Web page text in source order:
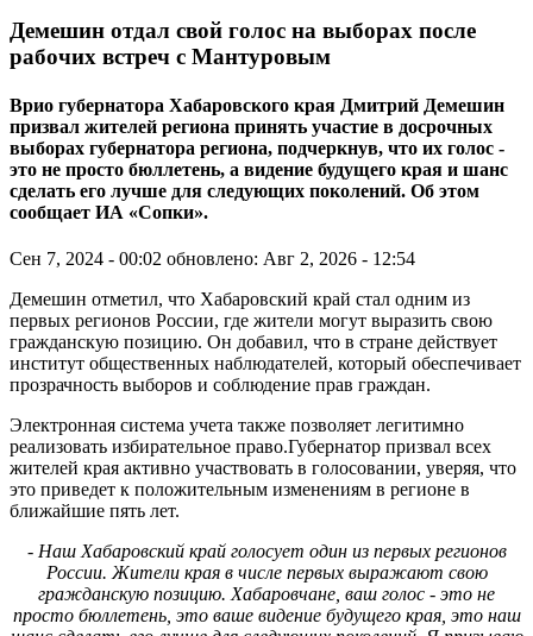
Демешин отдал свой голос на выборах после
рабочих встреч с Мантуровым
Врио губернатора Хабаровского края Дмитрий Демешин
призвал жителей региона принять участие в досрочных
выборах губернатора региона, подчеркнув, что их голос -
это не просто бюллетень, а видение будущего края и шанс
сделать его лучше для следующих поколений. Об этом
сообщает ИА «Сопки».
Сен 7, 2024 - 00:02 обновлено: Авг 2, 2026 - 12:54
Демешин отметил, что Хабаровский край стал одним из
первых регионов России, где жители могут выразить свою
гражданскую позицию. Он добавил, что в стране действует
институт общественных наблюдателей, который обеспечивает
прозрачность выборов и соблюдение прав граждан.
Электронная система учета также позволяет легитимно
реализовать избирательное право.Губернатор призвал всех
жителей края активно участвовать в голосовании, уверяя, что
это приведет к положительным изменениям в регионе в
ближайшие пять лет.
- Наш Хабаровский край голосует один из первых регионов
России. Жители края в числе первых выражают свою
гражданскую позицию. Хабаровчане, ваш голос - это не
просто бюллетень, это ваше видение будущего края, это наш